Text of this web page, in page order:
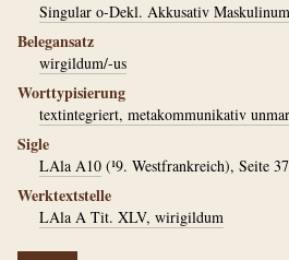
Singular o-Dekl. Akkusativ
Belegansatz
wirgildum/-us
Worttypisierung
textintegriert, metakommunikativ
Sigle
LAla A10 (¹9. Westfrankreich), Seite
Werktextstelle
LAla A Tit. XLV, wirigildum